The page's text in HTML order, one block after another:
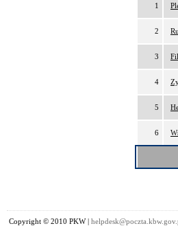
1
2
3
4
5
6
Copyright © 2010 PKW |